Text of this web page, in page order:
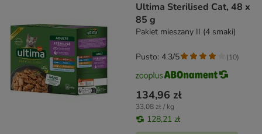
Ultima Sterilised Cat, 48 x
85 g
Pakiet mieszany II (4 smaki)
134,96 zł
33,08 zł / kg
128,21 zł
Pusto: 4.3/5 (10)